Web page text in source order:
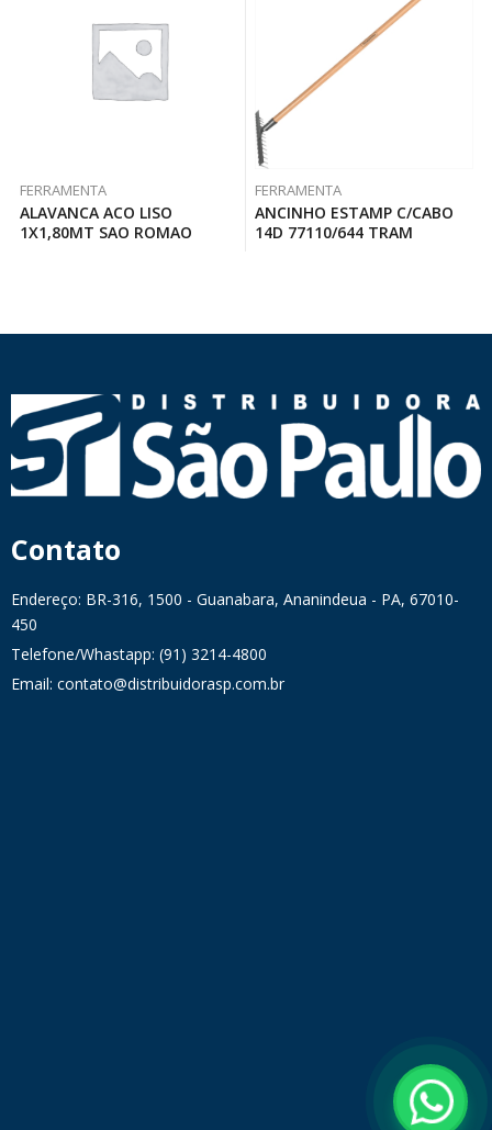
FERRAMENTA
ALAVANCA ACO LISO
1X1,80MT SAO ROMAO
FERRAMENTA
ANCINHO ESTAMP C/CABO
14D 77110/644 TRAM
Contato
Endereço: BR-316, 1500 - Guanabara, Ananindeua - PA, 67010-
450
Telefone/Whastapp: (91) 3214-4800
Email: contato@distribuidorasp.com.br